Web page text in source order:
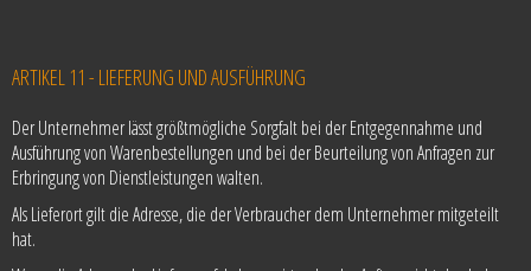
ARTIKEL 11 - LIEFERUNG UND AUSFÜHRUNG
Der Unternehmer lässt größtmögliche Sorgfalt bei der Entgegennahme und
Ausführung von Warenbestellungen und bei der Beurteilung von Anfragen zur
Erbringung von Dienstleistungen walten.
Als Lieferort gilt die Adresse, die der Verbraucher dem Unternehmer mitgeteilt
hat.